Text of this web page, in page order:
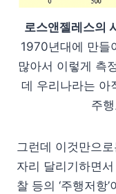
로스앤젤레스의
1970년대에 만들
많아서 이렇게 측
데 우리나라는 아
주
그런데 이것만으
자리 달리기하면
찰 등의 ‘주행저항